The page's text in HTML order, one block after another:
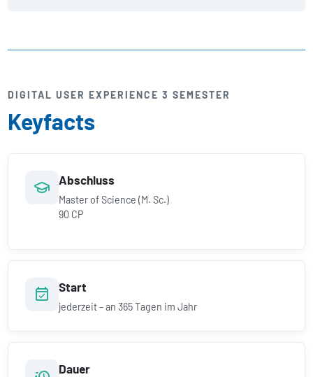
DIGITAL USER EXPERIENCE 3 SEMESTER
Keyfacts
Abschluss
Master of Science (M. Sc.)
90 CP
Start
jederzeit – an 365 Tagen im Jahr
Dauer